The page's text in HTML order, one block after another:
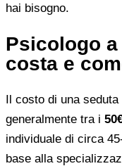
hai bisogno.
Psicologo
costa e
Il costo di una
generalmente tra i
individuale di circa
base alla